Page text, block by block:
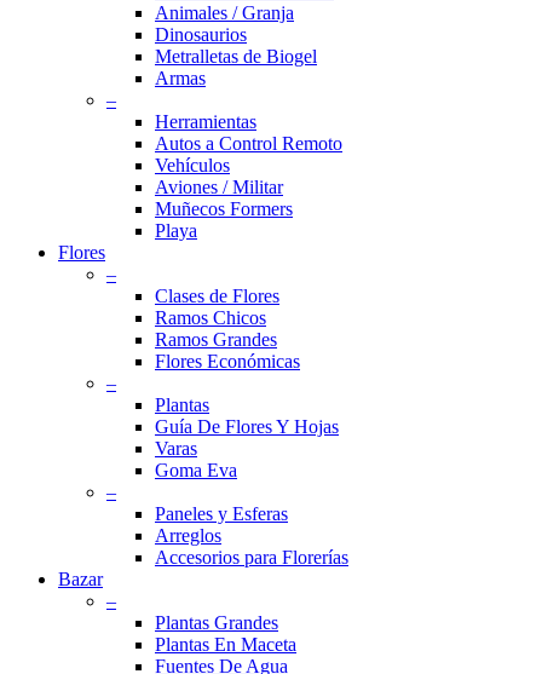
Animales / Granja
Dinosaurios
Metralletas de Biogel
Armas
–
Herramientas
Autos a Control Remoto
Vehículos
Aviones / Militar
Muñecos Formers
Playa
Flores
–
Clases de Flores
Ramos Chicos
Ramos Grandes
Flores Económicas
–
Plantas
Guía De Flores Y Hojas
Varas
Goma Eva
–
Paneles y Esferas
Arreglos
Accesorios para Florerías
Bazar
–
Plantas Grandes
Plantas En Maceta
Fuentes De Agua